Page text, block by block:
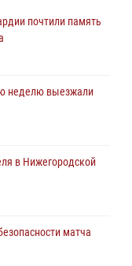
почтили память
неделю выезжали
в Нижегородской
матча